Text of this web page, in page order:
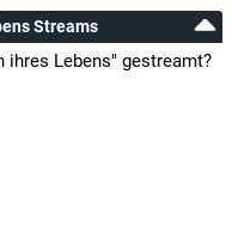
Streams
ihres Lebens" gestreamt?